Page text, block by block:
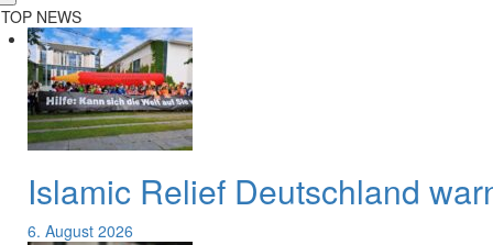
TOP NEWS
Islamic Relief Deutschland
6. August 2026